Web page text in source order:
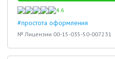
4.6
#простота оформления
№ Лицензии 00-15-035-50-007231